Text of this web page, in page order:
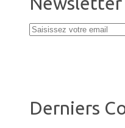
Derniers